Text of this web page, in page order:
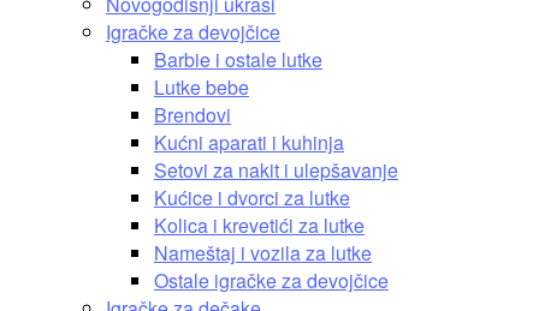
Igračke za devojčice
Barbie i ostale lutke
Lutke bebe
Brendovi
Kućni aparati i kuhinja
Setovi za nakit i ulepšavanje
Kućice i dvorci za lutke
Kolica i krevetići za lutke
Nameštaj i vozila za lutke
Ostale igračke za devojčice